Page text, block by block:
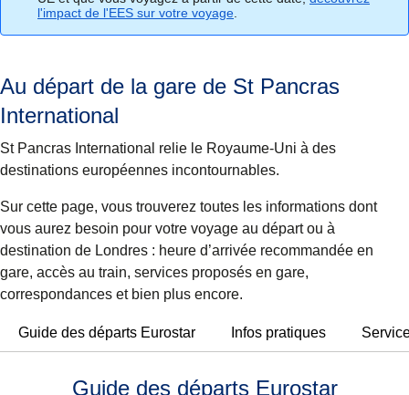
l'impact de l'EES sur votre voyage
Au départ de la gare de St Pancras
International
St Pancras International relie le Royaume-Uni à des
destinations européennes incontournables.
Sur cette page, vous trouverez toutes les informations dont
vous aurez besoin pour votre voyage au départ ou à
destination de Londres : heure d’arrivée recommandée en
gare, accès au train, services proposés en gare,
correspondances et bien plus encore.
Guide des départs Eurostar Infos pratiques
Guide des départs Eurostar